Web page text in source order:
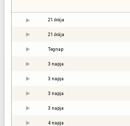
21 órája
21 órája
Tegnap
3 napja
3 napja
3 napja
3 napja
4 napja